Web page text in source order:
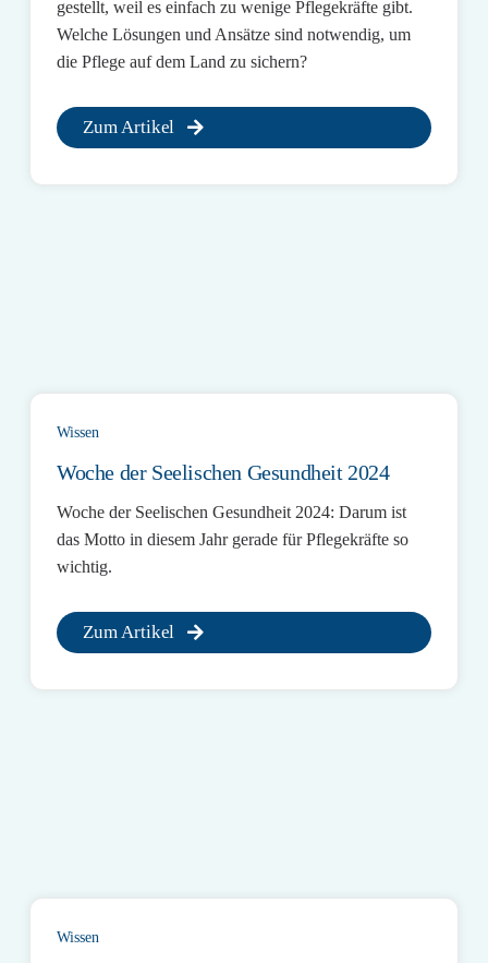
gestellt, weil es einfach zu wenige Pflegekräfte gibt.
Welche Lösungen und Ansätze sind notwendig, um
die Pflege auf dem Land zu sichern?
Zum Artikel
Wissen
Woche der Seelischen Gesundheit 2024
Woche der Seelischen Gesundheit 2024: Darum ist
das Motto in diesem Jahr gerade für Pflegekräfte so
wichtig.
Zum Artikel
Wissen